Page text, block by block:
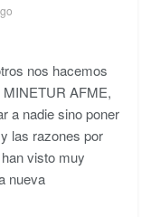
nos hacemos
MINETUR AFME,
a nadie sino poner
las razones por
visto muy
nueva